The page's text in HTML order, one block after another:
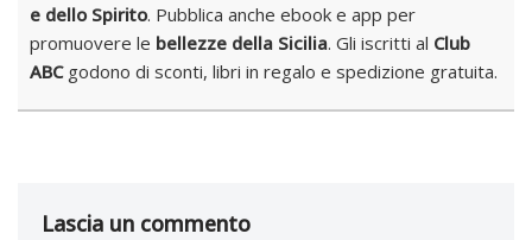
e dello Spirito. Pubblica anche ebook e app per
promuovere le bellezze della Sicilia. Gli iscritti al Club
ABCgodono di sconti, libri in regalo e spedizione gratuita.
Lascia un commento